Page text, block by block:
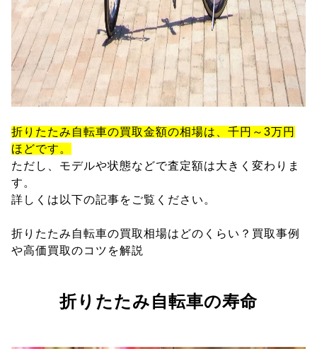
折りたたみ自転車の買取金額の相場は、千円～3万円
ほどです。
ただし、モデルや状態などで査定額は大きく変わりま
す。
詳しくは以下の記事をご覧ください。
折りたたみ自転車の買取相場はどのくらい？買取事例
や高価買取のコツを解説
折りたたみ自転車の寿命